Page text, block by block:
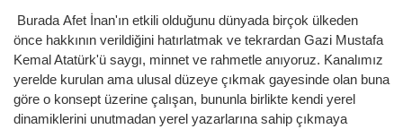
Burada Afet İnan'ın etkili olduğunu dünyada birçok ülkeden
önce hakkının verildiğini hatırlatmak ve tekrardan Gazi Mustafa
Kemal Atatürk'ü saygı, minnet ve rahmetle anıyoruz. Kanalımız
yerelde kurulan ama ulusal düzeye çıkmak gayesinde olan buna
göre o konsept üzerine çalışan, bununla birlikte kendi yerel
dinamiklerini unutmadan yerel yazarlarına sahip çıkmaya